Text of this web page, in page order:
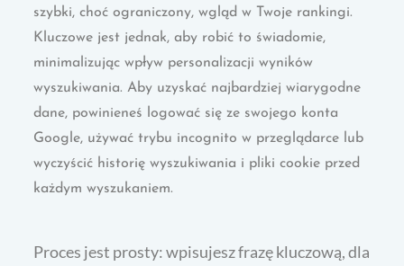
szybki, choć ograniczony, wgląd w Twoje rankingi.
Kluczowe jest jednak, aby robić to świadomie,
minimalizując wpływ personalizacji wyników
wyszukiwania. Aby uzyskać najbardziej wiarygodne
dane, powinieneś logować się ze swojego konta
Google, używać trybu incognito w przeglądarce lub
wyczyścić historię wyszukiwania i pliki cookie przed
każdym wyszukaniem.
Proces jest prosty: wpisujesz frazę kluczową, dla